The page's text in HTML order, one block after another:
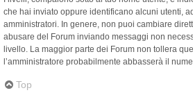
che hai inviato oppure identificano alcuni utenti,
amministratori. In genere, non puoi cambiare
abusare del Forum inviando messaggi non
livello. La maggior parte dei Forum non tollera
l’amministratore probabilmente abbasserà il
Top